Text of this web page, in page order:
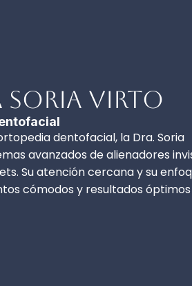
Soria Virto
dentofacial, la Dra. Soria
avanzados de alienadores
Su atención cercana y su
cómodos y resultados